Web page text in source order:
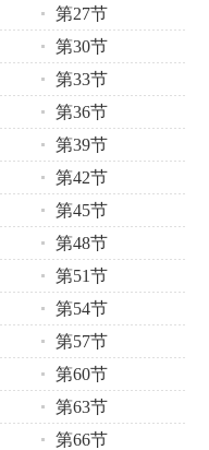
第27节
第30节
第33节
第36节
第39节
第42节
第45节
第48节
第51节
第54节
第57节
第60节
第63节
第66节